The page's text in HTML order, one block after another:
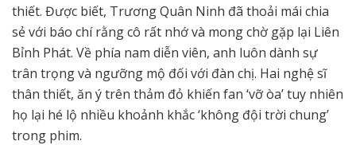
thiết. Được biết, Trương Quân Ninh đã thoải mái chia
sẻ với báo chí rằng cô rất nhớ và mong chờ gặp lại Liên
Bỉnh Phát. Về phía nam diễn viên, anh luôn dành sự
trân trọng và ngưỡng mộ đối với đàn chị. Hai nghệ sĩ
thân thiết, ăn ý trên thảm đỏ khiến fan ‘vỡ òa’ tuy nhiên
họ lại hé lộ nhiều khoảnh khắc ‘không đội trời chung’
trong phim.